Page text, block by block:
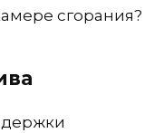
сгорания?